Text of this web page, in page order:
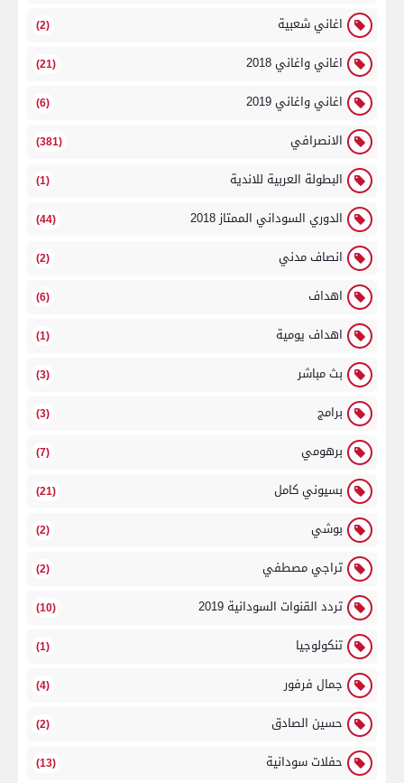
اغاني شعبية (2)
اغاني واغاني 2018 (21)
اغاني واغاني 2019 (6)
الانصرافي (381)
البطولة العربية للاندية (1)
الدوري السوداني الممتاز 2018 (44)
انصاف مدني (2)
اهداف (6)
اهداف يومية (1)
بث مباشر (3)
برامج (3)
برهومي (7)
بسيوني كامل (21)
بوشي (2)
تراجي مصطفي (2)
تردد القنوات السودانية 2019 (10)
تنكولوجيا (1)
جمال فرفور (4)
حسين الصادق (2)
حفلات سودانية (13)